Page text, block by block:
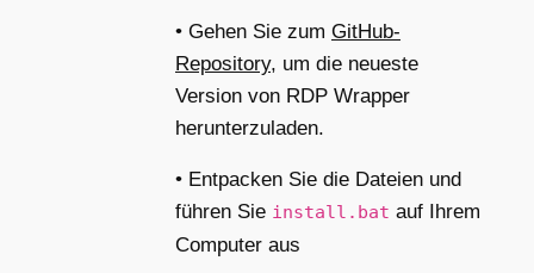
• Gehen Sie zum GitHub-
Repository, um die neueste
Version von RDP Wrapper
herunterzuladen.
• Entpacken Sie die Dateien und
führen Sie install.bat auf Ihrem
Computer aus